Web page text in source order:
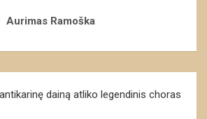
Aurimas Ramoška
dainą atliko legendinis choras